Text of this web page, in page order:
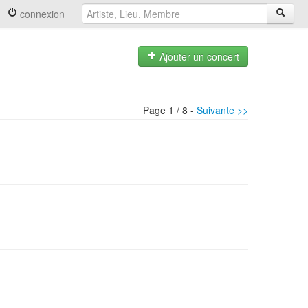
connexion
Ajouter un concert
Page 1 / 8 - Suivante >>